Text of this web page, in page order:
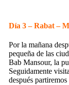
Día 3 – Rabat –
Por la mañana
pequeña de las
Bab Mansour, la
Seguidamente
después